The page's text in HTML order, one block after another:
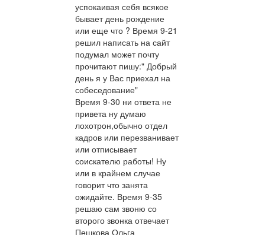
успокаивая себя всякое
бывает день рождение
или еще что ? Время 9-21
решил написать на сайт
подумал может почту
прочитают пишу:" Добрый
день я у Вас приехал на
собеседование"
Время 9-30 ни ответа не
привета ну думаю
лохотрон,обычно отдел
кадров или перезванивает
или отписывает
соискателю работы! Ну
или в крайнем случае
говорит что занята
ожидайте. Время 9-35
решаю сам звоню со
второго звонка отвечает
Пешкова Ольга